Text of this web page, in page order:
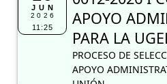
LUN
8
MÉRITOS
EXPEDIENTES